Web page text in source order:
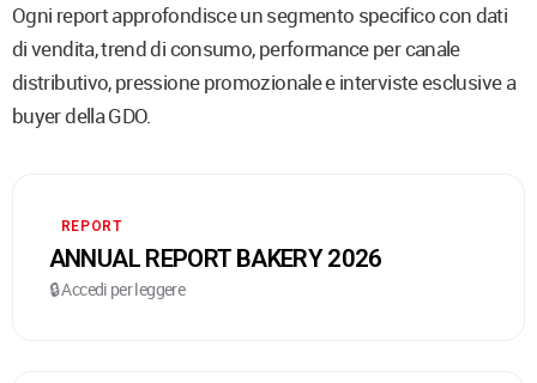
Ogni report approfondisce un segmento specifico con dati
di vendita, trend di consumo, performance per canale
distributivo, pressione promozionale e interviste esclusive a
buyer della GDO.
REPORT
ANNUAL REPORT BAKERY 2026
🔒 Accedi per leggere